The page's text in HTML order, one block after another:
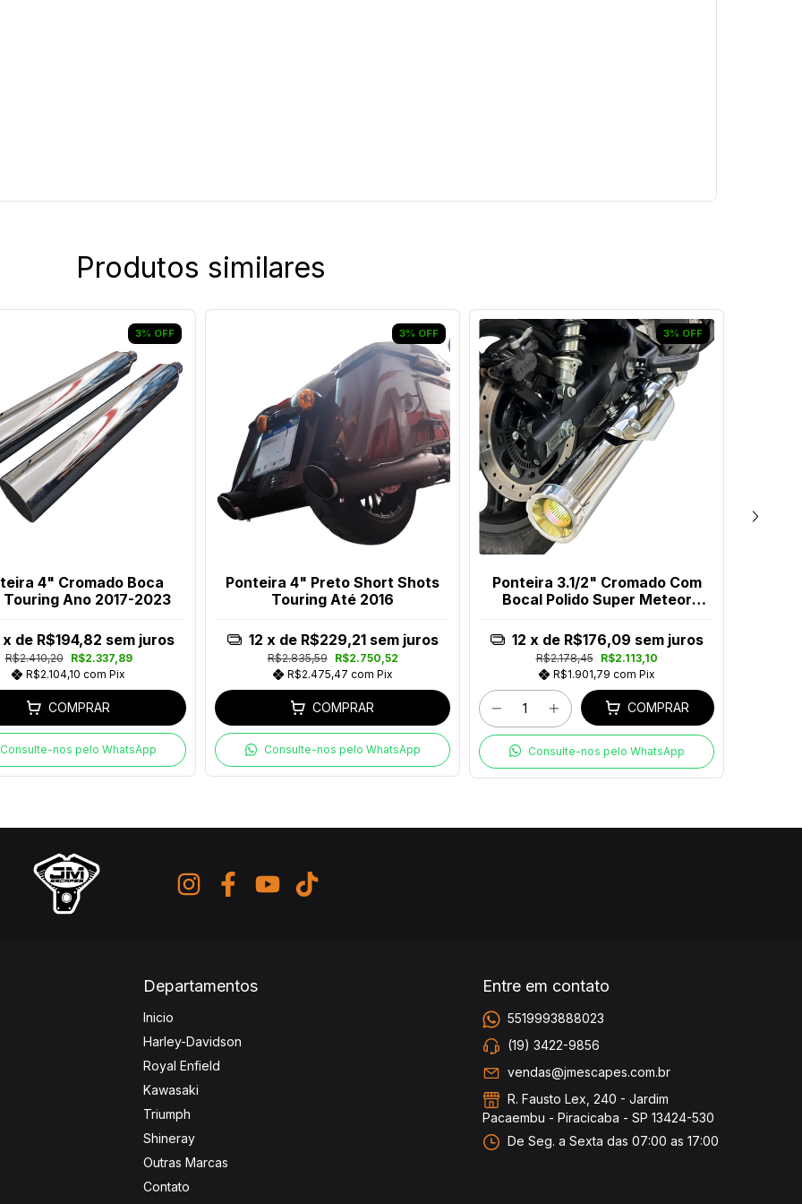
Produtos similares
3% OFF
4" Cromado Boca
Touring Ano 2017-2023
R$2.410,20
R$2.337,89
R$2.104,10 com Pix
x de R$194,82 sem juros
COMPRAR
Consulte-nos pelo WhatsApp
3% OFF
Ponteira 4" Preto Short Shots
Touring Até 2016
R$2.835,59
R$2.750,52
R$2.475,47 com Pix
12 x de R$229,21 sem juros
COMPRAR
Consulte-nos pelo WhatsApp
3% OFF
Ponteira 3.1/2" Cromado Com
Bocal Polido Super Meteor
R$2.178,45
R$2.113,10
R$1.901,79 com Pix
12 x de R$176,09 sem juros
COMPRAR
Consulte-nos pelo WhatsApp
Departamentos
Inicio
Harley-Davidson
Royal Enfield
Kawasaki
Triumph
Shineray
Outras Marcas
Contato
Entre em contato
5519993888023
(19) 3422-9856
vendas@jmescapes.com.br
R. Fausto Lex, 240 - Jardim
Pacaembu - Piracicaba - SP 13424-530
De Seg. a Sexta das 07:00 as 17:00